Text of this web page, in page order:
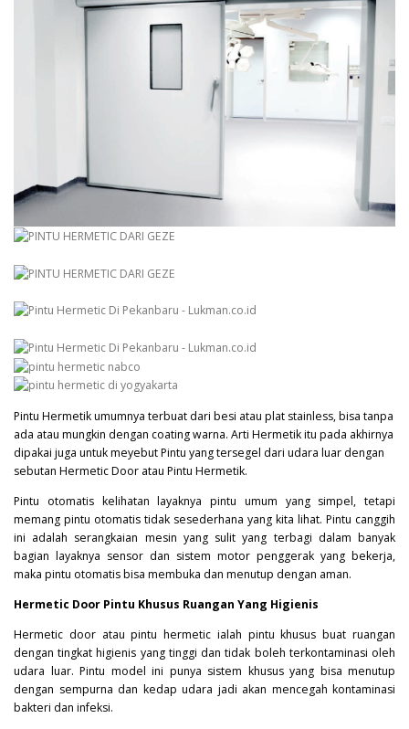
Pintu Hermetik umumnya terbuat dari besi atau plat stainless, bisa tanpa
ada atau mungkin dengan coating warna. Arti Hermetik itu pada akhirnya
dipakai juga untuk meyebut Pintu yang tersegel dari udara luar dengan
sebutan Hermetic Door atau Pintu Hermetik.
Pintu otomatis kelihatan layaknya pintu umum yang simpel, tetapi
memang pintu otomatis tidak sesederhana yang kita lihat. Pintu canggih
ini adalah serangkaian mesin yang sulit yang terbagi dalam banyak
bagian layaknya sensor dan sistem motor penggerak yang bekerja,
maka pintu otomatis bisa membuka dan menutup dengan aman.
Hermetic Door Pintu Khusus Ruangan Yang Higienis
Hermetic door atau pintu hermetic ialah pintu khusus buat ruangan
dengan tingkat higienis yang tinggi dan tidak boleh terkontaminasi oleh
udara luar. Pintu model ini punya sistem khusus yang bisa menutup
dengan sempurna dan kedap udara jadi akan mencegah kontaminasi
bakteri dan infeksi.